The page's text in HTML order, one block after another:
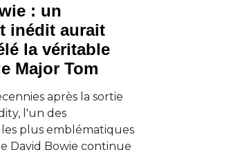
: un
inédit aurait
la véritable
Major Tom
après la sortie
l'un des
plus emblématiques
David Bowie continue